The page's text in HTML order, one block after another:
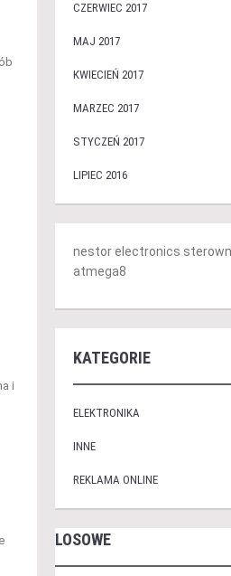
i
CZERWIEC 2017
MAJ 2017
KWIECIEŃ 2017
MARZEC 2017
STYCZEŃ 2017
LIPIEC 2016
nestor electronics
atmega8
KATEGORIE
ELEKTRONIKA
INNE
REKLAMA ONLINE
LOSOWE